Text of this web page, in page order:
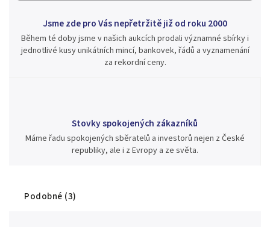
Jsme zde pro Vás nepřetržitě již od roku 2000
Během té doby jsme v našich aukcích prodali významné sbírky i
jednotlivé kusy unikátních mincí, bankovek, řádů a vyznamenání
za rekordní ceny.
Stovky spokojených zákazníků
Máme řadu spokojených sběratelů a investorů nejen z České
republiky, ale i z Evropy a ze světa.
Podobné (3)